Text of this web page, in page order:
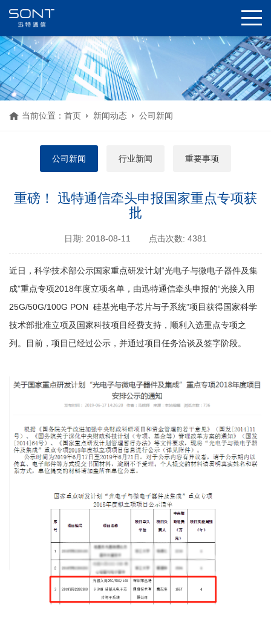
当前位置： 首页 新闻动态 公司新闻
公司新闻 行业新闻 重要事项
重磅！ 迅特通信牵头申报国家重点专项获
批
日期: 2018-08-11 点击次数: 4381
近日，科学技术部公示国家重点研发计划“光电子与微电子器件及集
成”重点专项2018年度立项名单，由迅特通信牵头申报的“光接入用
25G/50G/100G PON 硅基光电子芯片与子系统”项目获得国家科学
技术部批准立项及国家科技项目经费支持，顺利入选重点专项之
列。目前，项目已经过公示，并通过项目任务洽谈及签字阶段。